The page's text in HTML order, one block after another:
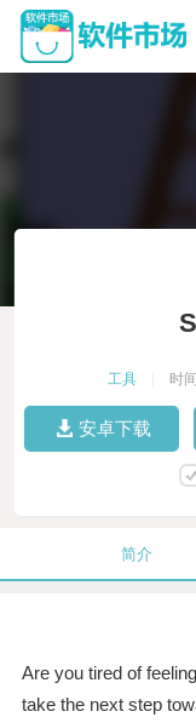
工具 时
安卓下载
简介
Are you tired of
take the next step